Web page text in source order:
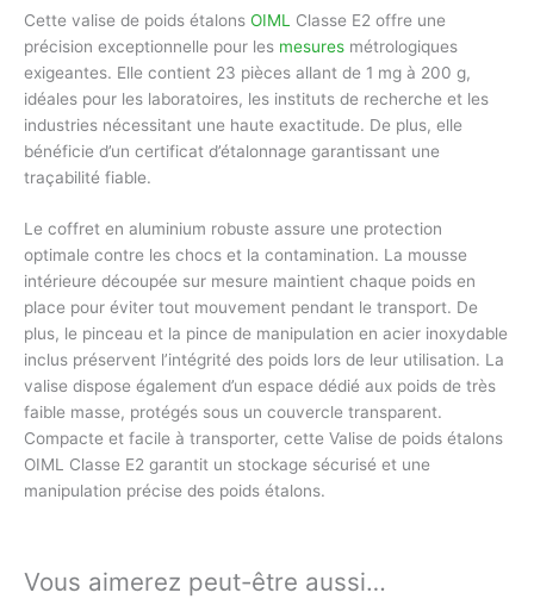
Cette valise de poids étalons OIML
Classe E2 offre une
précision exceptionnelle pour les mesures métrologiques
exigeantes. Elle contient 23 pièces allant de 1 mg à 200 g,
idéales pour les laboratoires, les instituts de recherche et les
industries nécessitant une haute exactitude. De plus, elle
bénéficie d’un certificat d’étalonnage garantissant une
traçabilité fiable.
Le coffret en aluminium robuste assure une protection
optimale contre les chocs et la contamination. La mousse
intérieure découpée sur mesure maintient chaque poids en
place pour éviter tout mouvement pendant le transport. De
plus, le pinceau et la pince de manipulation en acier inoxydable
inclus préservent l’intégrité des poids lors de leur utilisation. La
valise dispose également d’un espace dédié aux poids de très
faible masse, protégés sous un couvercle transparent.
Compacte et facile à transporter, cette Valise de poids étalons
OIML Classe E2 garantit un stockage sécurisé et une
manipulation précise des poids étalons.
Vous aimerez peut-être aussi…